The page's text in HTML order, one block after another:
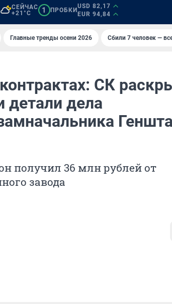
СЕЙЧАС
+21°C
1 ПРОБКИ
USD 82,17
EUR 94,84
Главные тренды осени 2026 Сбили 7 человек —
СК
детали дела
получил 36 млн рублей от
завода